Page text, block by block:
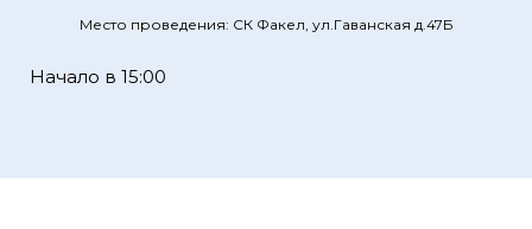
Место проведения: СК Факел, ул.Гаванская д.47Б
Начало в 15:00